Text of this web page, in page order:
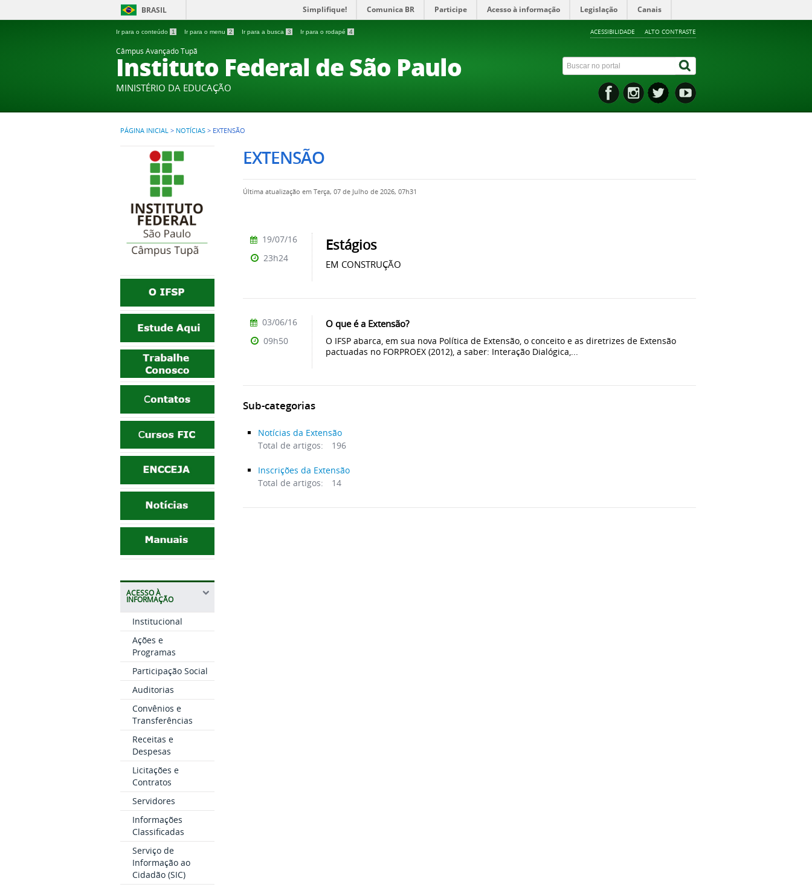
BRASIL Simplifique! Comunica BR Participe Acesso à informação Legislação Canais
Ir para o conteúdo 1 Ir para o menu 2 Ir para a busca 3 Ir para o rodapé 4 ACESSIBILIDADE ALTO CONTRASTE
Câmpus Avançado Tupã
Instituto Federal de São Paulo
MINISTÉRIO DA EDUCAÇÃO
PÁGINA INICIAL > NOTÍCIAS > EXTENSÃO
ACESSO À
INFORMAÇÃO
Institucional
Ações e
Programas
Participação Social
Auditorias
Convênios e
Transferências
Receitas e
Despesas
Licitações e
Contratos
Servidores
Informações
Classificadas
Serviço de
Informação ao
Cidadão (SIC)
EXTENSÃO
Última atualização em Terça, 07 de Julho de 2026, 07h31
Estágios
EM CONSTRUÇÃO
19/07/16
23h24
O que é a Extensão?
O IFSP abarca, em sua nova Política de Extensão, o conceito e as diretrizes de Extensão
pactuadas no FORPROEX (2012), a saber: Interação Dialógica,...
03/06/16
09h50
Sub-categorias
Notícias da Extensão
Total de artigos:
196
Inscrições da Extensão
Total de artigos:
14